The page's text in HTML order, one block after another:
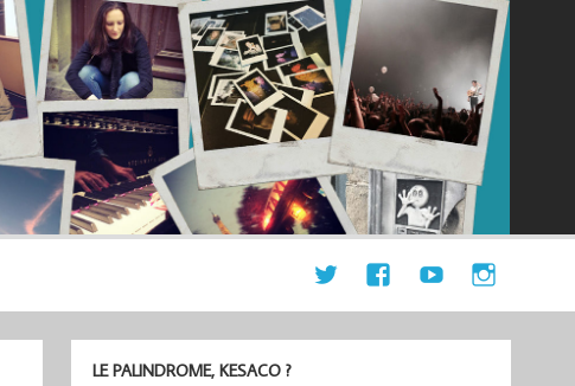
LE PALINDROME, KESACO ?